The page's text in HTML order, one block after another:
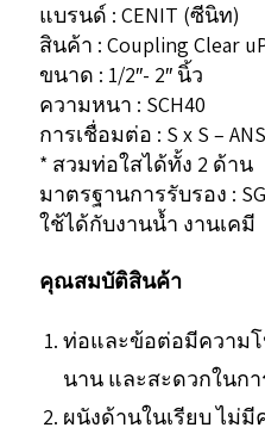
แบรนด์ : CENIT (ซีนิท)
สินค้า : Coupling Clear
ขนาด : 1/2″- 2″ นิ้ว
ความหนา : SCH40
การเชื่อมต่อ : S x S –
* สวมท่อใสได้ทั้ง 2 ด้าน
มาตรฐานการรับรอง :
ใช้ได้กับงานน้ำ งานเคมี
คุณสมบัติสินค้า
ท่อและข้อต่อมีความโ
นาน และสะดวกในก
ผนังด้านในเรียบ ไม่